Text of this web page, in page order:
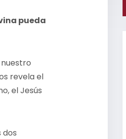
pueda
nuestro
revela el
el Jesús
dos